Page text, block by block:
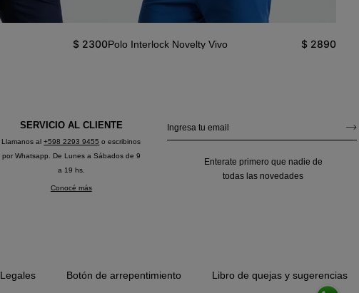
$ 2300Polo Interlock Novelty Vivo $ 2890Polo
SERVICIO AL CLIENTE
Llamanos al+598 2293 9455 o escribinos
por Whatsapp. De Lunes a Sábados de 9
a 19 hs.
Conocé más
Enterate primero que nadie de
todas las novedades
Legales Botón de arrepentimiento Libro de quejas y sugerencias